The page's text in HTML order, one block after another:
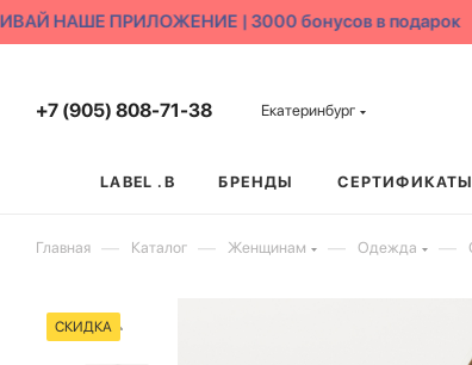
НАШЕ ПРИЛОЖЕНИЕ | 3000 бонусов в подарок
+7 (905) 808-71-38 Екатеринбург
LABEL .B БРЕНДЫ СЕРТИФИКАТЫ
Главная — Каталог — Женщинам — Одежда —
СКИДКА